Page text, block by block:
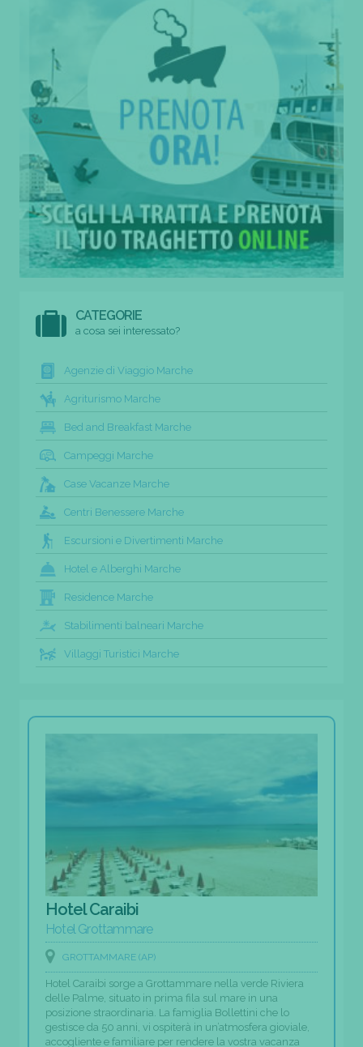
CATEGORIE
a cosa sei interessato?
Agenzie di Viaggio Marche
Agriturismo Marche
Bed and Breakfast Marche
Campeggi Marche
Case Vacanze Marche
Centri Benessere Marche
Escursioni e Divertimenti Marche
Hotel e Alberghi Marche
Residence Marche
Stabilimenti balneari Marche
Villaggi Turistici Marche
Hotel Caraibi
Hotel Grottammare
GROTTAMMARE (AP)
Hotel Caraibi sorge a Grottammare nella verde Riviera
delle Palme, situato in prima fila sul mare in una
posizione straordinaria. La famiglia Bollettini che lo
gestisce da 50 anni, vi ospiterà in un’atmosfera gioviale,
accogliente e familiare per rendere la vostra vacanza